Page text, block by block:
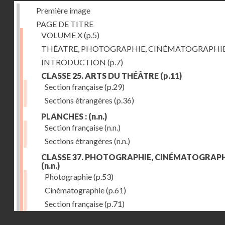
Première image
PAGE DE TITRE
VOLUME X(p.5)
THÉATRE, PHOTOGRAPHIE,
INTRODUCTION (p.7)
CLASSE 25. ARTS DU THÉÂTRE (p.11)
Section française(p.29)
Sections étrangères (p.36)
PLANCHES : (n.n.)
Section française(n.n.)
Sections étrangères (n.n.)
CLASSE 37. PHOTOGRAPHIE,
(n.n.)
Photographie(p.53)
Cinématographie(p.61)
Section française(p.71)